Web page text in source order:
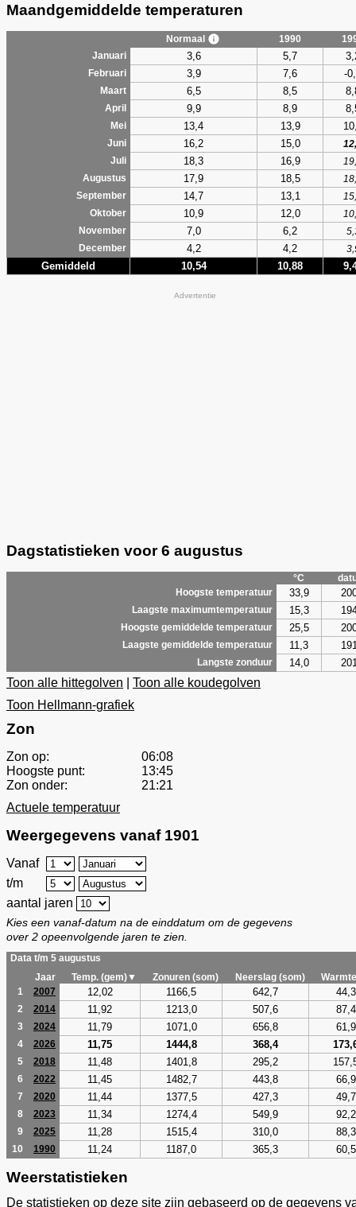
Maandgemiddelde temperaturen
Normaal 1990
Januari
3,6 5,7
Februari 3,9 7,6 -
Maart 6,5 8,5
April 9,9 8,9
Mei 13,4 13,9
Juni 16,2 15,0
Juli
18,3 16,9
Augustus
17,9 18,5
September
14,7 13,1
Oktober
10,9 12,0
November
7,0 6,2
December
4,2 4,2
Gemiddeld 10,54 10,88
Advertentie
Dagstatistieken voor 6 augustus
°C
Hoogste temperatuur
33,9
Laagste maximumtemperatuur 15,3
Hoogste gemiddelde temperatuur 25,5
Laagste gemiddelde temperatuur 11,3
Langste zonduur 14,0
Toon alle hittegolven
Toon alle koudegolven
Toon Hellmann-grafiek
Zon
Zon op:
06:08
Hoogste punt:
13:45
Zon onder:
21:21
Actuele temperatuur
Weergegevens vanaf 1901
Vanaf
t/m
aantal jaren
Kies een vanaf-datum na de einddatum om de gegevens
over 2 opeenvolgende jaren te zien.
Data t/m 5 augustus
Jaar
Temp. (gem)▼ Zonuren (som) Neerslag (som)
1
2007 12,02 1166,5 642,7 44,3
2 2014 11,92 1213,0 507,6 87,4
3 2024 11,79 1071,0 656,8 61,9
4 2026 11,75 1444,8 368,4
5 2018 11,48 1401,8 295,2
6 2022 11,45 1482,7 443,8 66,9
7 2020 11,44 1377,5 427,3 49,7
8 2023 11,34 1274,4 549,9 92,2
9 2025 11,28 1515,4 310,0 88,3
10 1990 11,24 1187,0 365,3 60,5
Weerstatistieken
De statistieken op deze site zijn gebaseerd op de gegevens